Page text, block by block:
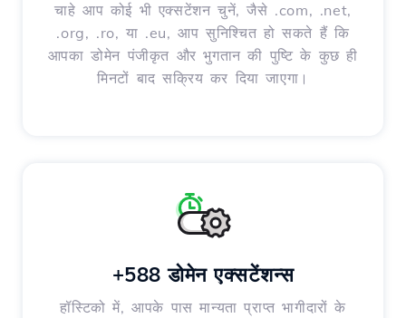
चाहे आप कोई भी एक्सटेंशन चुनें, जैसे .com, .net,
.org, .ro, या .eu, आप सुनिश्चित हो सकते हैं कि
आपका डोमेन पंजीकृत और भुगतान की पुष्टि के कुछ ही
मिनटों बाद सक्रिय कर दिया जाएगा।
+588 डोमेन एक्सटेंशन्स
हॉस्टिको में, आपके पास मान्यता प्राप्त भागीदारों के